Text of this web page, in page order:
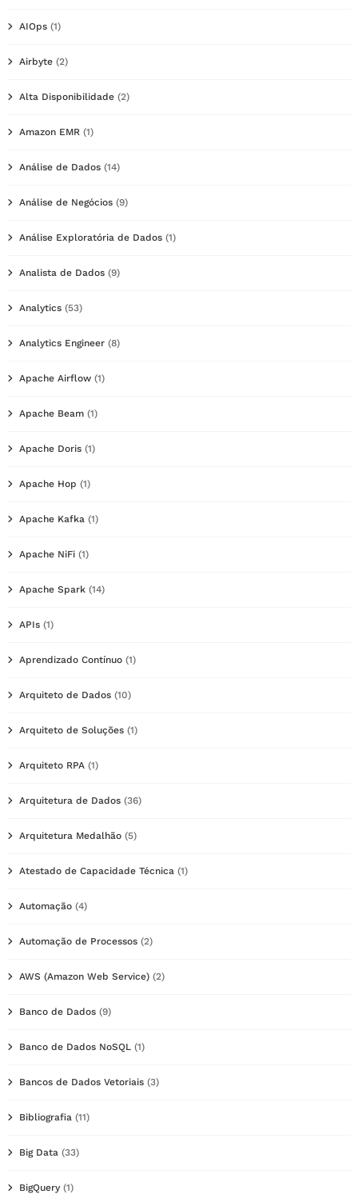
AIOps (1)
Airbyte (2)
Alta Disponibilidade (2)
Amazon EMR (1)
Análise de Dados (14)
Análise de Negócios (9)
Análise Exploratória de Dados (1)
Analista de Dados (9)
Analytics (53)
Analytics Engineer (8)
Apache Airflow (1)
Apache Beam (1)
Apache Doris (1)
Apache Hop (1)
Apache Kafka (1)
Apache NiFi (1)
Apache Spark (14)
APIs (1)
Aprendizado Contínuo (1)
Arquiteto de Dados (10)
Arquiteto de Soluções (1)
Arquiteto RPA (1)
Arquitetura de Dados (36)
Arquitetura Medalhão (5)
Atestado de Capacidade Técnica (1)
Automação (4)
Automação de Processos (2)
AWS (Amazon Web Service) (2)
Banco de Dados (9)
Banco de Dados NoSQL (1)
Bancos de Dados Vetoriais (3)
Bibliografia (11)
Big Data (33)
BigQuery (1)